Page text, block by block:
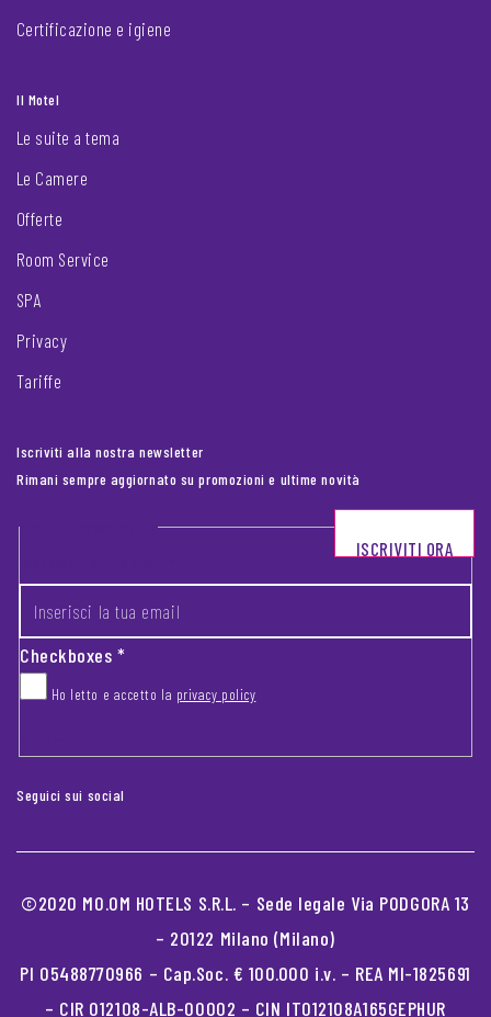
Certificazione e igiene
Il Motel
Le suite a tema
Le Camere
Offerte
Room Service
SPA
Privacy
Tariffe
Iscriviti alla nostra newsletter
Rimani sempre aggiornato su promozioni e ultime novità
Footer newsletter
Checkboxes*
Ho letto e accetto la privacy policy
ISCRIVITI ORA
Seguici sui social
©2020 MO.OM HOTELS S.R.L. – Sede legale Via PODGORA 13
– 20122 Milano (Milano)
PI 05488770966 – Cap.Soc. € 100.000 i.v. – REA MI-1825691
– CIR 012108-ALB-00002 – CIN IT012108A165GEPHUR